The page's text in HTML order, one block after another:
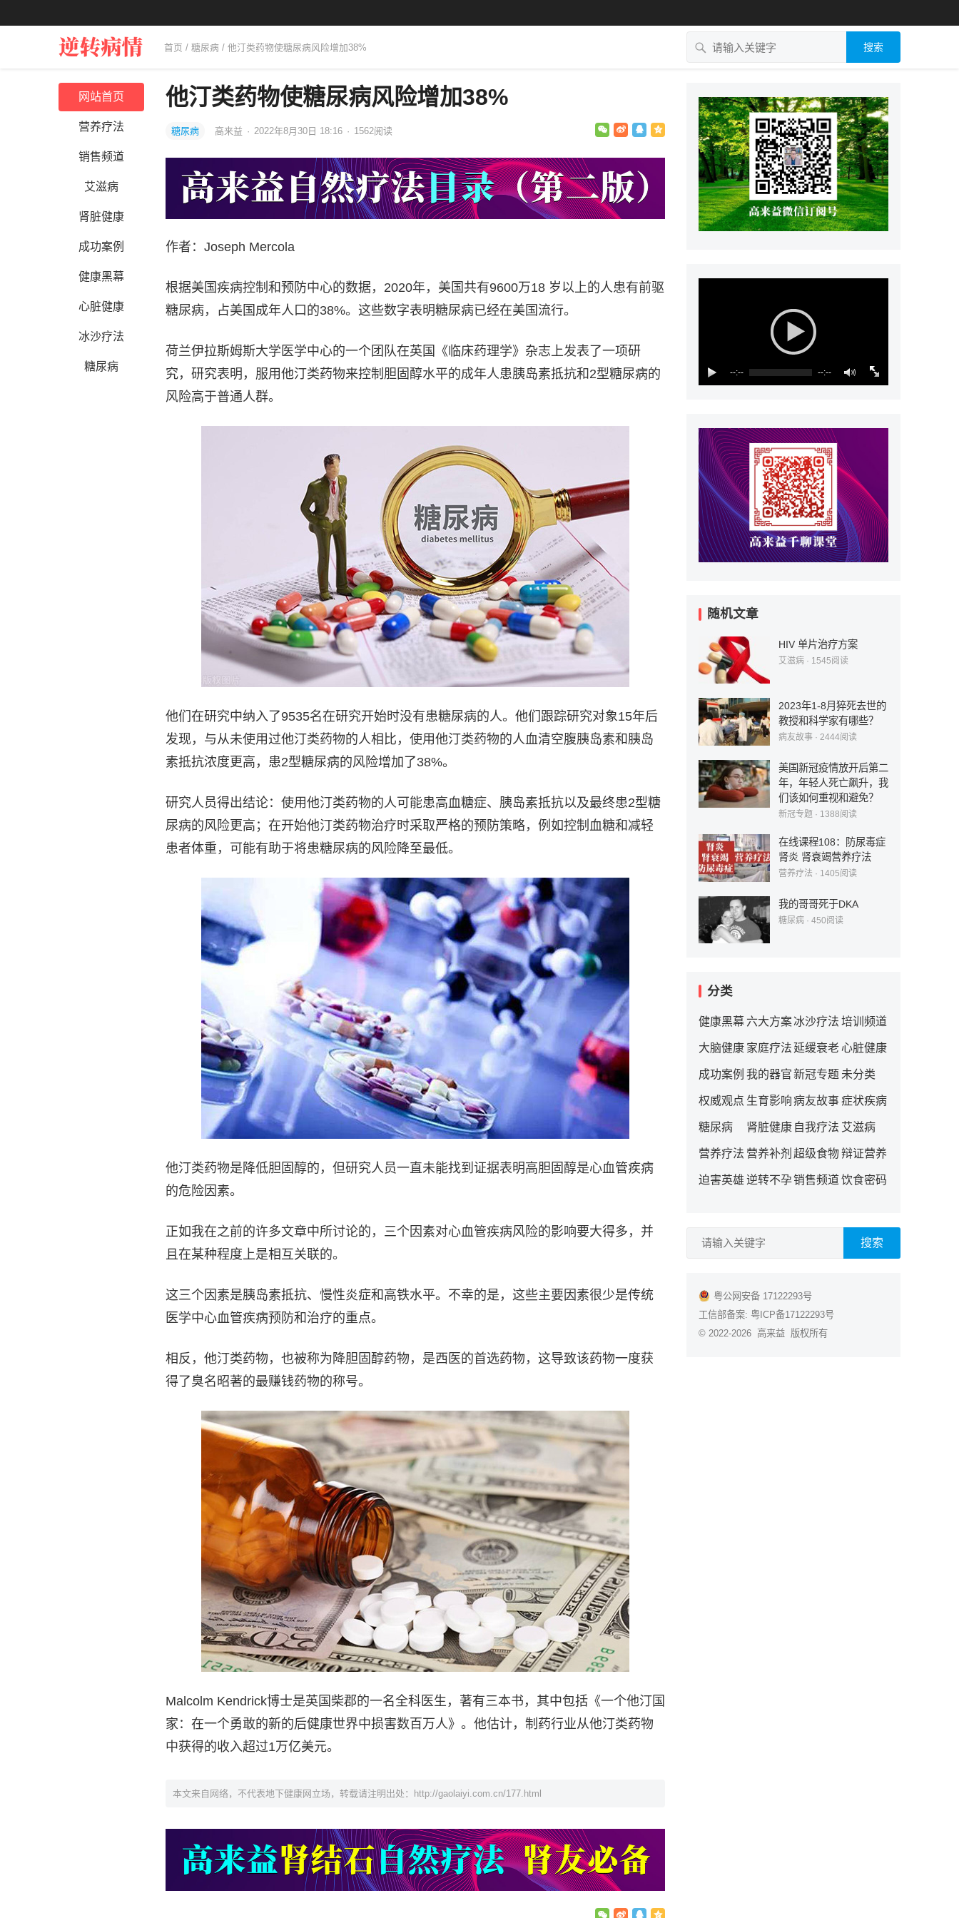
首页 /糖尿病 / 他汀类药物使糖尿病风险增加38% 搜索
网站首页
营养疗法
销售频道
艾滋病
肾脏健康
成功案例
健康黑幕
心脏健康
冰沙疗法
糖尿病
他汀类药物使糖尿病风险增加38%
糖尿病 高来益 · 2022年8月30日 18:16 · 1562阅读
作者：Joseph Mercola
根据美国疾病控制和预防中心的数据，2020年，美国共有9600万18 岁以上的人患有前驱
糖尿病，占美国成年人口的38%。这些数字表明糖尿病已经在美国流行。
荷兰伊拉斯姆斯大学医学中心的一个团队在英国《临床药理学》杂志上发表了一项研
究，研究表明，服用他汀类药物来控制胆固醇水平的成年人患胰岛素抵抗和2型糖尿病的
风险高于普通人群。
他们在研究中纳入了9535名在研究开始时没有患糖尿病的人。他们跟踪研究对象15年后
发现，与从未使用过他汀类药物的人相比，使用他汀类药物的人血清空腹胰岛素和胰岛
素抵抗浓度更高，患2型糖尿病的风险增加了38%。
研究人员得出结论：使用他汀类药物的人可能患高血糖症、胰岛素抵抗以及最终患2型糖
尿病的风险更高；在开始他汀类药物治疗时采取严格的预防策略，例如控制血糖和减轻
患者体重，可能有助于将患糖尿病的风险降至最低。
他汀类药物是降低胆固醇的，但研究人员一直未能找到证据表明高胆固醇是心血管疾病
的危险因素。
正如我在之前的许多文章中所讨论的，三个因素对心血管疾病风险的影响要大得多，并
且在某种程度上是相互关联的。
这三个因素是胰岛素抵抗、慢性炎症和高铁水平。不幸的是，这些主要因素很少是传统
医学中心血管疾病预防和治疗的重点。
相反，他汀类药物，也被称为降胆固醇药物，是西医的首选药物，这导致该药物一度获
得了臭名昭著的最赚钱药物的称号。
Malcolm Kendrick博士是英国柴郡的一名全科医生，著有三本书，其中包括《一个他汀国
家：在一个勇敢的新的后健康世界中损害数百万人》。他估计，制药行业从他汀类药物
中获得的收入超过1万亿美元。
本文来自网络，不代表地下健康网立场，转载请注明出处： http://gaolaiyi.com.cn/177.html
--:-- --:--
随机文章
HIV 单片治疗方案
艾滋病 · 1545阅读
2023年1-8月猝死去世的
教授和科学家有哪些？
病友故事 · 2444阅读
美国新冠疫情放开后第二
年，年轻人死亡飙升，我
们该如何重视和避免？
新冠专题 · 1388阅读
在线课程108：防尿毒症
肾炎 肾衰竭营养疗法
营养疗法 · 1405阅读
我的哥哥死于DKA
糖尿病 · 450阅读
分类
健康黑幕 六大方案冰沙疗法 培训频道
大脑健康 家庭疗法 延缓衰老 心脏健康
成功案例 我的器官新冠专题 未分类
权威观点 生育影响病友故事症状疾病
糖尿病 肾脏健康 自我疗法 艾滋病
营养疗法 营养补剂 超级食物辩证营养
迫害英雄 逆转不孕销售频道饮食密码
搜索
粤公网安备 17122293号
工信部备案: 粤ICP备17122293号
© 2022-2026 高来益 版权所有